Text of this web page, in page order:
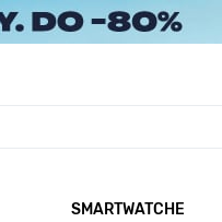
SMARTWATCHE